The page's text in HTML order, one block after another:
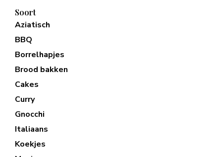
Soort
Aziatisch
BBQ
Borrelhapjes
Brood bakken
Cakes
Curry
Gnocchi
Italiaans
Koekjes